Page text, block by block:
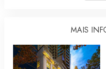
MAIS